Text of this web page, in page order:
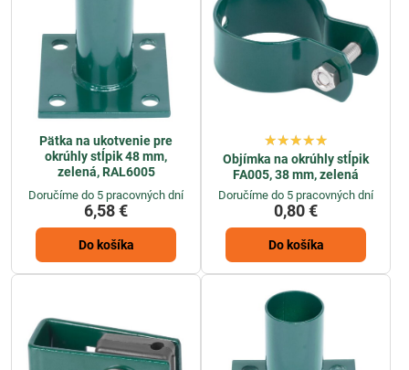
Pätka na ukotvenie pre
okrúhly stĺpik 48 mm,
zelená, RAL6005
Doručíme do 5 pracovných dní
6,58 €
Do košíka
Objímka na okrúhly stĺpik
FA005, 38 mm, zelená
Doručíme do 5 pracovných dní
0,80 €
Do košíka